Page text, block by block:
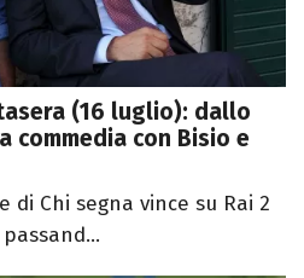
(16 luglio): dallo
commedia con Bisio e
di Chi segna vince su Rai 2